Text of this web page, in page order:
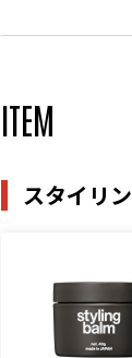
ITEM
スタイリ